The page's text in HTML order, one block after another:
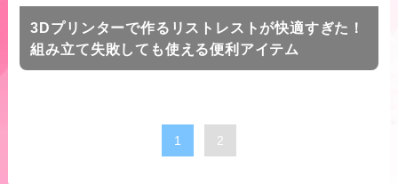
3Dプリンターで作るリストレストが快適すぎた！
組み立て失敗しても使える便利アイテム
1 2